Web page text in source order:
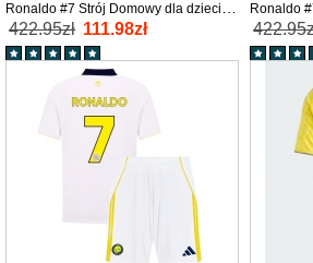
Ronaldo #7 Strój Domowy dla dzieci
2025-26 tanio Krótki Rękaw (+ Krótkie
spodenki)
422.95zł 111.98zł
Ronaldo
2025-26
spodenki)